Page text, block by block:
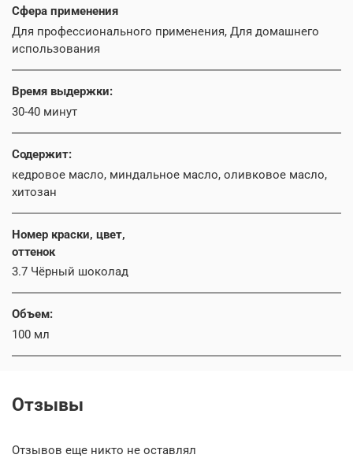
Сфера применения
Для профессионального применения, Для домашнего
использования
Время выдержки:
30-40 минут
Содержит:
кедровое масло, миндальное масло, оливковое масло,
хитозан
Номер краски, цвет,
оттенок
3.7 Чёрный шоколад
Объем:
100 мл
Отзывы
Отзывов еще никто не оставлял